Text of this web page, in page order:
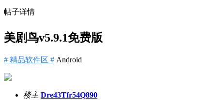
帖子详情
美剧鸟v5.9.1免费版
# 精品软件区 # Android
楼主 Dre43Tfr54Q890